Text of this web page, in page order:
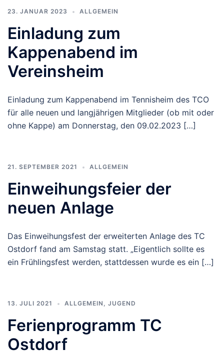
23. JANUAR 2023 ALLGEMEIN
Einladung zum
Kappenabend im
Vereinsheim
Einladung zum Kappenabend im Tennisheim des TCO
für alle neuen und langjährigen Mitglieder (ob mit oder
ohne Kappe) am Donnerstag, den 09.02.2023 […]
21. SEPTEMBER 2021 ALLGEMEIN
Einweihungsfeier der
neuen Anlage
Das Einweihungsfest der erweiterten Anlage des TC
Ostdorf fand am Samstag statt. „Eigentlich sollte es
ein Frühlingsfest werden, stattdessen wurde es ein […]
13. JULI 2021 ALLGEMEIN , JUGEND
Ferienprogramm TC
Ostdorf